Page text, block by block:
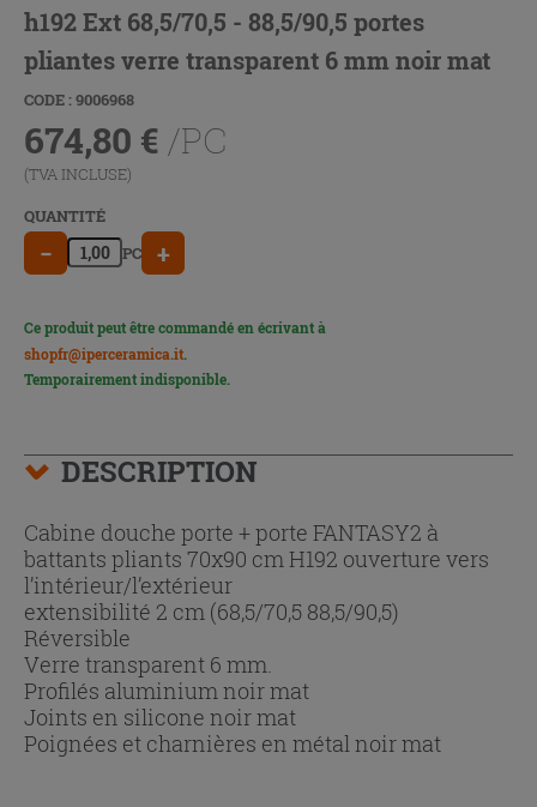
h192 Ext 68,5/70,5 - 88,5/90,5 portes
pliantes verre transparent 6 mm noir mat
CODE : 9006968
674,80 € /PC
(TVA INCLUSE)
QUANTITÉ
− PC +
Ce produit peut être commandé en écrivant à
shopfr@iperceramica.it.
Temporairement indisponible.
DESCRIPTION
Cabine douche porte + porte FANTASY2 à
battants pliants 70x90 cm H192 ouverture vers
l’intérieur/l’extérieur
extensibilité 2 cm (68,5/70,5 88,5/90,5)
Réversible
Verre transparent 6 mm.
Profilés aluminium noir mat
Joints en silicone noir mat
Poignées et charnières en métal noir mat